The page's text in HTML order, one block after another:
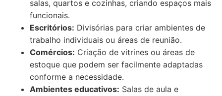
salas, quartos e cozinhas, criando espaços mais
funcionais.
Escritórios: Divisórias para criar ambientes de
trabalho individuais ou áreas de reunião.
Comércios: Criação de vitrines ou áreas de
estoque que podem ser facilmente adaptadas
conforme a necessidade.
Ambientes educativos: Salas de aula e